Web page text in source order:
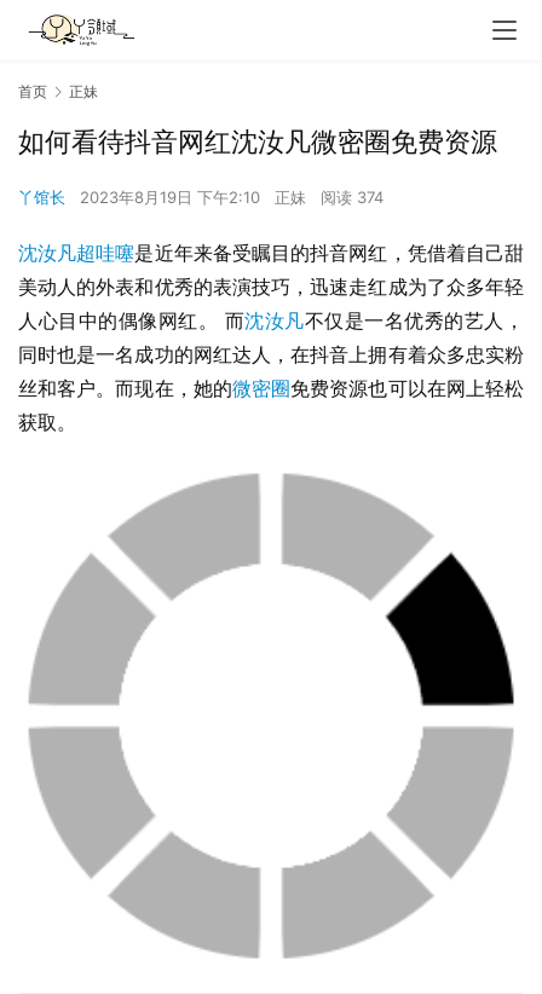
首页 正妹
如何看待抖音网红沈汝凡微密圈免费资源
丫馆长 2023年8月19日 下午2:10 正妹 阅读 374
沈汝凡超哇噻是近年来备受瞩目的抖音网红，凭借着自己甜
美动人的外表和优秀的表演技巧，迅速走红成为了众多年轻
人心目中的偶像网红。 而沈汝凡不仅是一名优秀的艺人，
同时也是一名成功的网红达人，在抖音上拥有着众多忠实粉
丝和客户。而现在，她的微密圈免费资源也可以在网上轻松
获取。